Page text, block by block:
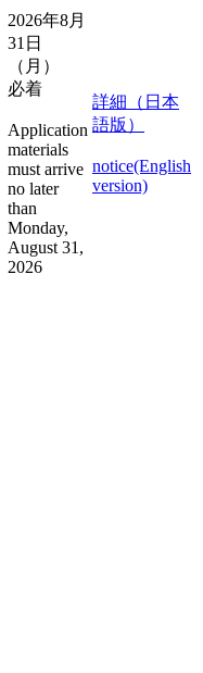
2026年8月
31日
（月）
必着
Application
materials
must arrive
no later
than
Monday,
August 31,
2026
詳細（日本
語版）
notice(English
version)